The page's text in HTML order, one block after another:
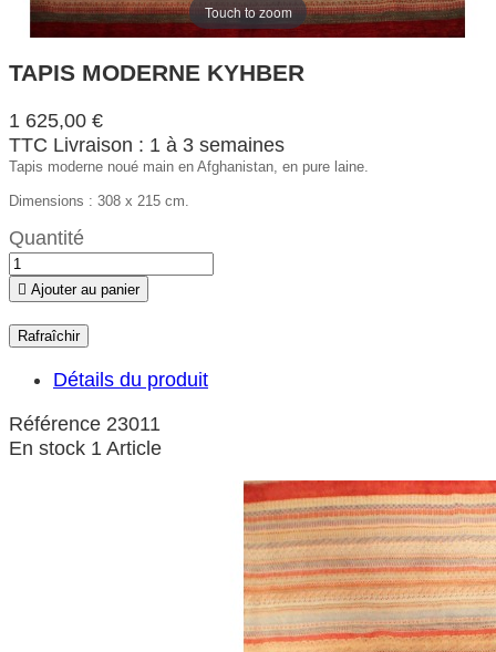
Touch to zoom
TAPIS MODERNE KYHBER
1 625,00 €
TTC Livraison : 1 à 3 semaines
Tapis moderne noué main en Afghanistan, en pure laine.
Dimensions : 308 x 215 cm.
Quantité
 Ajouter au panier
Détails du produit
Référence 23011
En stock 1 Article